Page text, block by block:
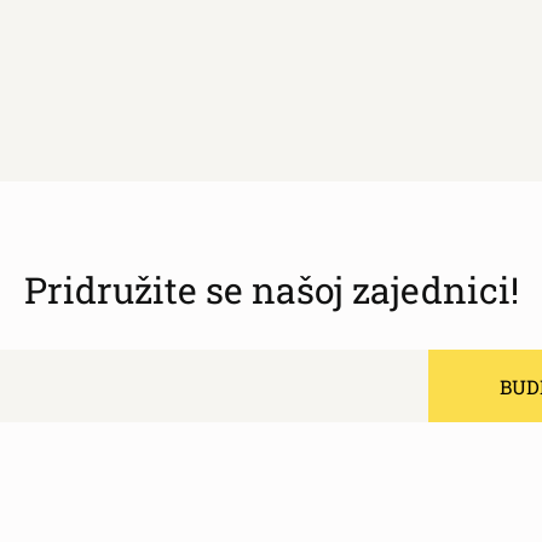
Pridružite se našoj zajednici!